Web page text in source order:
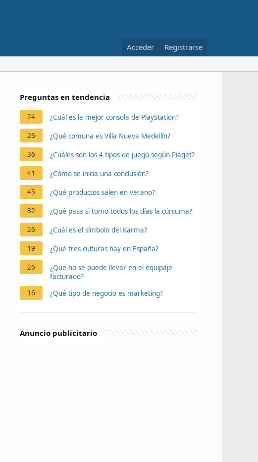
Acceder Registrarse
Preguntas en tendencia
24 ¿Cuál es la mejor consola de PlayStation?
26 ¿Qué comuna es Villa Nueva Medellín?
36 ¿Cuáles son los 4 tipos de juego según Piaget?
41 ¿Cómo se inicia una conclusión?
45 ¿Qué productos salen en verano?
32 ¿Qué pasa si tomo todos los días la cúrcuma?
26 ¿Cuál es el símbolo del Karma?
19 ¿Qué tres culturas hay en España?
26
¿Que no se puede llevar en el equipaje
facturado?
16
¿Qué tipo de negocio es marketing?
Anuncio publicitario